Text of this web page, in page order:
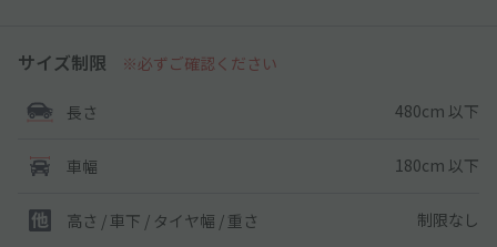
サイズ制限 ※必ずご確認ください
長さ 480cm 以下
車幅 180cm 以下
高さ / 車下 / タイヤ幅 / 重さ 制限なし